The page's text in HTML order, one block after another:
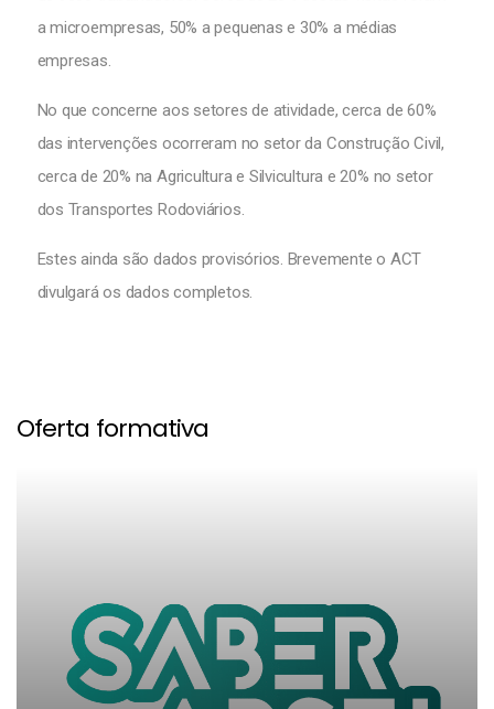
a microempresas, 50% a pequenas e 30% a médias
empresas.
No que concerne aos setores de atividade, cerca de 60%
das intervenções ocorreram no setor da Construção Civil,
cerca de 20% na Agricultura e Silvicultura e 20% no setor
dos Transportes Rodoviários.
Estes ainda são dados provisórios. Brevemente o ACT
divulgará os dados completos.
Oferta formativa